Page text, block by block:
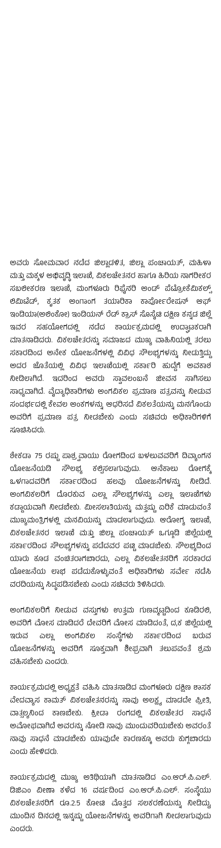
ಅವರು ಸೋಮವಾರ ನಡೆದ ಜಿಲ್ಲಾಡಳಿತ, ಜಿಲ್ಲಾ ಪಂಚಾಯತ್, ಮಹಿಳಾ
ಮತ್ತು ಮಕ್ಕಳ ಅಭಿವೃದ್ಧಿ ಇಲಾಖೆ, ವಿಕಲಚೇತನರ ಹಾಗೂ ಹಿರಿಯ ನಾಗರೀಕರ
ಸಬಲೀಕರಣ ಇಲಾಖೆ, ಮಂಗಳೂರು ರಿಫೈನರಿ ಅಂಡ್ ಪೆಟ್ರೋಕೆಮಿಕಲ್ಸ್
ಲಿಮಿಟೆಡ್, ಕೃತಕ ಅಂಗಾಂಗ ತಯಾರಿಕಾ ಕಾರ್ಪೋರೇಷನ್ ಆಫ್
ಇಂಡಿಯಾ(ಅಲಿಂಕೋ) ಇಂಡಿಯನ್ ರೆಡ್ ಕ್ರಾಸ್ ಸೊಸೈಟಿ ದಕ್ಷಿಣ ಕನ್ನಡ ಜಿಲ್ಲೆ
ಇವರ ಸಹಯೋಗದಲ್ಲಿ ನಡೆದ ಕಾರ್ಯಕ್ರಮದಲ್ಲಿ ಉದ್ಘಾಟಕರಾಗಿ
ಮಾತನಾಡಿದರು. ವಿಕಲಚೇತರನ್ನು ಸಮಾಜದ ಮುಖ್ಯ ವಾಹಿನಿಯಲ್ಲಿ ತರಲು
ಸಕಾರದಿಂದ ಅನೇಕ ಯೋಜನೆಗಳಲ್ಲಿ ವಿವಿಧ ಸೌಲಭ್ಯಗಳನ್ನು ನೀಡುತ್ತಿದ್ದು
ಅದರ ಜೊತೆಯಲ್ಲಿ ವಿವಿಧ ಇಲಾಖೆಯಲ್ಲಿ ಸರ್ಕಾರಿ ಹುದ್ದೆಗೆ ಅವಕಾಶ
ನೀಡಿಲಾಗಿದೆ. ಇದರಿಂದ ಅವರು ಸ್ವಾವಲಂಬನೆ ಜೀವನ ಸಾಗಿಸಲು
ಸಾಧ್ಯವಾಗಿದೆ. ವೈದ್ಯಾಧಿಕಾರಿಗಳು ಅಂಗವಿಕಲ ಪ್ರಮಾಣ ಪತ್ರವನ್ನು ನೀಡುವ
ಸಂದರ್ಭದಲ್ಲಿ ಕೇವಲ ಅಂಕಗಳನ್ನು ಆಧರಿಸದೆ ವಿಕಲತೆಯನ್ನು ಮನಗೊಂಡು
ಅವರಿಗೆ ಪ್ರಮಾಣ ಪತ್ರ ನೀಡಬೇಕು ಎಂದು ಸಚಿವರು ಅಧಿಕಾರಿಗಳಿಗೆ
ಸೂಚಿಸಿದರು.
ಶೇಕಡಾ 75 ರಷ್ಟು ಪಾಶ್ರ್ವವಾಯು ರೋಗದಿಂದ ಬಳಲುವವರಿಗೆ ದಿವ್ಯಾಂಗನ
ಯೋಜನೆಯಡಿ ಸೌಲಭ್ಯ ಕಲ್ಪಿಸಲಾಗುವುದು. ಆನೆಕಾಲು ರೋಗಕ್ಕೆ
ಒಳಗಾದವರಿಗೆ ಸರ್ಕಾರದಿಂದ ಹಲವು ಯೋಜನೆಗಳನ್ನು ನೀಡಿದೆ.
ಅಂಗವಿಕಲರಿಗೆ ದೊರಕುವ ಎಲ್ಲಾ ಸೌಲಭ್ಯಗಳನ್ನು ಎಲ್ಲಾ ಇಲಾಖೆಗಳು
ಕಡ್ಡಾಯವಾಗಿ ನೀಡಬೇಕು. ಮೀಸಲಾತಿಯನ್ನು ಮತ್ತಷ್ಟು ಏರಿಕೆ ಮಾಡುವಂತೆ
ಮುಖ್ಯಮಂತ್ರಿಗಳಲ್ಲಿ ಮನವಿಯನ್ನು ಮಾಡಲಾಗುವುದು. ಆರೋಗ್ಯ ಇಲಾಖೆ,
ವಿಕಲಚೇತನರ ಇಲಾಖೆ ಮತ್ತು ಜಿಲ್ಲಾ ಪಂಚಾಯತ್ ಒಗ್ಗೂಡಿ ಜಿಲ್ಲೆಯಲ್ಲಿ
ಸರ್ಕಾರದಿಂದ ಸೌಲಭ್ಯಗಳನ್ನು ಪಡೆದವರ ಪಟ್ಟಿ ಮಾಡಬೇಕು. ಸೌಲಭ್ಯದಿಂದ
ಯಾರು ಕೂಡ ವಂಚಿತರಾಗಬಾರದು, ಎಲ್ಲಾ ವಿಕಲಚೇತನರಿಗೆ ಸರಕಾರದ
ಯೋಜನೆಯ ಲಾಭ ಪಡೆದುಕೊಳ್ಳುವಂತೆ ಅಧಿಕಾರಿಗಳು ಸರ್ವೇ ನಡೆಸಿ
ವರದಿಯನ್ನು ಸಿದ್ಧಪಡಿಸಬೇಕು ಎಂದು ಸಚಿವರು ತಿಳಿಸಿದರು.
ಅಂಗವಿಕಲರಿಗೆ ನೀಡುವ ವಸ್ತುಗಳು ಉತ್ತಮ ಗುಣವ್ಮಟ್ಟದಿಂದ ಕೂಡಿರಲಿ,
ಅವರಿಗೆ ಮೋಸ ಮಾಡಿದರೆ ದೇವರಿಗೆ ಮೋಸ ಮಾಡಿದಂತೆ, ದ,ಕ ಜಿಲ್ಲೆಯಲ್ಲಿ
ಇರುವ ಎಲ್ಲಾ ಅಂಗವಿಕಲ ಸಂಸ್ಥೆಗಳು ಸರ್ಕಾರದಿಂದ ಬರುವ
ಯೋಜನೆಗಳನ್ನು ಅವರಿಗೆ ಸೂಕ್ತವಾಗಿ ಶೀಘ್ರವಾಗಿ ತಲುಪವಂತೆ ಶ್ರಮ
ವಹಿಸಬೇಕು ಎಂದರು.
ಕಾರ್ಯಕ್ರಮದಲ್ಲಿ ಅಧ್ಯಕ್ಷತೆ ವಹಿಸಿ ಮಾತನಾಡಿದ ಮಂಗಳೂರು ದಕ್ಷಿಣ ಶಾಸಕ
ವೇದವ್ಯಾಸ ಕಾಮತ್ ವಿಕಲಚೇತನರನ್ನು ನಾವು ಅಲಕ್ಷ್ಯ ಮಾಡದೇ ಪ್ರೀತಿ,
ವಾತ್ಸಲ್ಯನಿಂದ ಕಾಣಬೇಕು. ಕ್ರೀಡಾ ರಂಗದಲ್ಲಿ ವಿಕಲಚೇತರ ಸಾಧನೆ
ಅಮೋಘವಾಗಿದೆ ಅವರನ್ನು ನೋಡಿ ನಾವು ಮುಂದುವರಿಯಬೇಕು ಅವರಂತೆ
ನಾವು ಸಾಧನೆ ಮಾಡಬೇಕು ಯಾವುದೇ ಕಾರಣಕ್ಕೂ ಅವರು ಕುಗ್ಗಬಾರದು
ಎಂದು ಹೇಳಿದರು.
ಕಾರ್ಯಕ್ರಮದಲ್ಲಿ ಮುಖ್ಯ ಅತಿಥಿಯಾಗಿ ಮಾತನಾಡಿದ ಎಂ.ಆರ್.ಪಿ.ಎಲ್.
ಡಿಜಿಎಂ ವೀಣಾ ಕಳೆದ 16 ವರ್ಷದಿಂದ ಎಂ.ಆರ್.ಪಿ.ಎಲ್. ಸಂಸ್ಥೆಯು
ವಿಕಲಚೇತನರಿಗೆ ರೂ.2.5 ಕೋಟಿ ಮೊತ್ತದ ಸಲಕರಣೆಯನ್ನು ನೀಡಿದ್ದು,
ಮುಂದಿನ ದಿನದಲ್ಲಿ ಇನ್ನಷ್ಟು ಯೋಜನೆಗಳನ್ನು ಅವರಿಗಾಗಿ ನೀಡಲಾಗುವುದು
ಎಂದರು.